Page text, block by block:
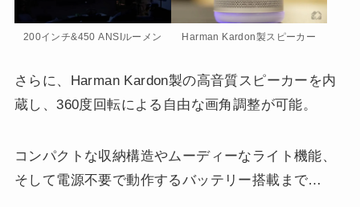
200インチ&450 ANSIルーメン Harman Kardon製スピーカー
さらに、Harman Kardon製の高音質スピーカーを内
蔵し、360度回転による自由な画角調整が可能。
コンパクトな収納構造やムーディーなライト機能、
そして電源不要で動作するバッテリー搭載まで…